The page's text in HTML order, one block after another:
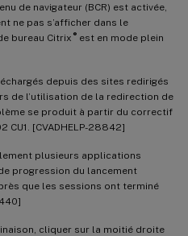
de navigateur (BCR) est activée,
ne pas s’afficher dans le
bureau Citrix ®est en mode plein
depuis des sites redirigés
de l’utilisation de la redirection de
se produit à partir du correctif
CU1. [CVADHELP-28842]
plusieurs applications
progression du lancement
que les sessions ont terminé
cliquer sur la moitié droite